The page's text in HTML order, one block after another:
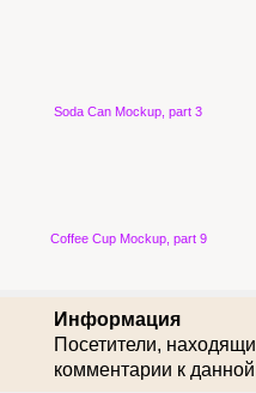
Soda Can Mockup, part 3
Coffee Cup Mockup, part 9
Информация
Посетители,
комментарии к